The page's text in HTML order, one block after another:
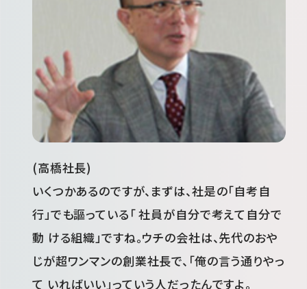
(高橋社長)
いくつかあるのですが、まずは、社是の「自考自
行」でも謳っている「 社員が自分で考えて自分で
動 ける組織」ですね。ウチの会社は、先代のおや
じが超ワンマンの創業社長で、「俺の言う通りやっ
て いればいい」っていう人だったんですよ。